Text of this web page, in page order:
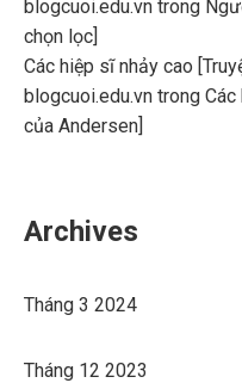
blogcuoi.edu.vn trong
chọn lọc]
Các hiệp sĩ nhảy cao
blogcuoi.edu.vn trong Các
của Andersen]
Archives
Tháng 3 2024
Tháng 12 2023